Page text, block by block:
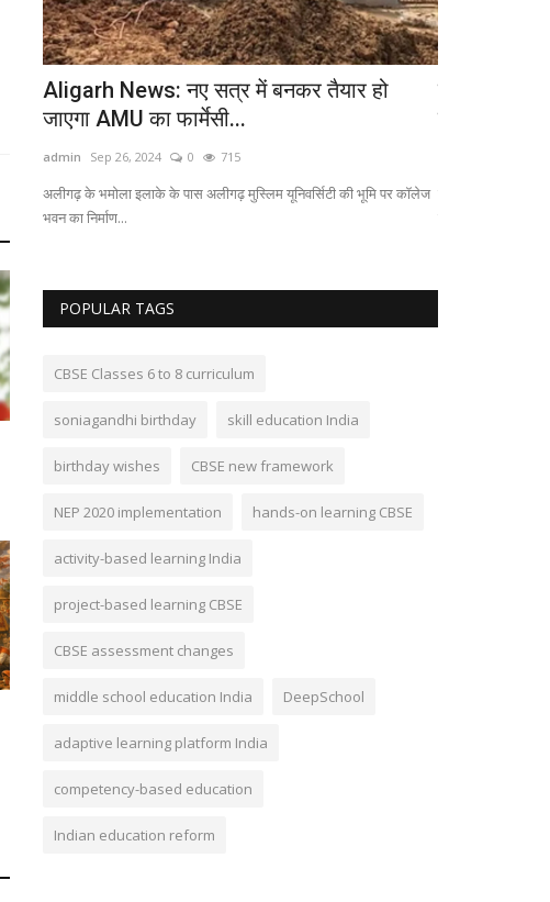
Aligarh News: नए सत्र में बनकर तैयार हो
जाएगा AMU का फार्मेसी...
admin Sep 26, 2024 0 715
अलीगढ़ के भमोला इलाके के पास अलीगढ़ मुस्लिम यूनिवर्सिटी की भूमि पर कॉलेज
भवन का निर्माण...
POPULAR TAGS
CBSE Classes 6 to 8 curriculum
soniagandhi birthday skill education India
birthday wishes CBSE new framework
NEP 2020 implementation hands-on learning CBSE
activity-based learning India
project-based learning CBSE
CBSE assessment changes
middle school education India DeepSchool
adaptive learning platform India
competency-based education
Indian education reform